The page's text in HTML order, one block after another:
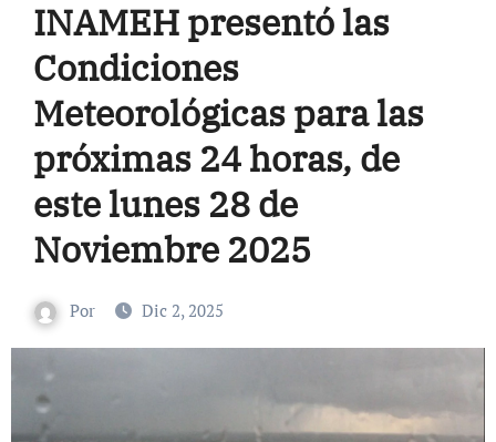
INAMEH presentó las
Condiciones
Meteorológicas para las
próximas 24 horas, de
este lunes 28 de
Noviembre 2025
Por Dic 2, 2025